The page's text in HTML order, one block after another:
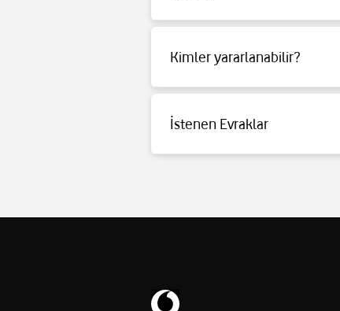
Detaylı bilgi içintıklayınız.
Kimler yararlanabilir?
Detaylı bilgi içintıklayınız.
İstenen Evraklar
Detaylı bilgi içintıklayınız.